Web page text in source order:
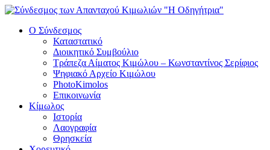
Ο Σύνδεσμος
Καταστατικό
Διοικητικό Συμβούλιο
Τράπεζα Αίματος Κιμώλου – Κωνσταντίνος Σερίφιος
Ψηφιακό Αρχείο Κιμώλου
PhotoKimolos
Επικοινωνία
Κίμωλος
Ιστορία
Λαογραφία
Θρησκεία